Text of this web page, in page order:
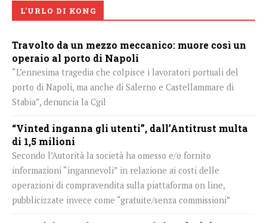
L'URLO DI KONG
Travolto da un mezzo meccanico: muore così un
operaio al porto di Napoli
“L’ennesima tragedia che colpisce i lavoratori portuali del
porto di Napoli, ma anche di Salerno e Castellammare di
Stabia”, denuncia la Cgil
“Vinted inganna gli utenti”, dall’Antitrust multa
di 1,5 milioni
Secondo l’Autorità la società ha omesso e/o fornito
informazioni “ingannevoli” in relazione ai costi delle
operazioni di compravendita sulla piattaforma on line,
pubblicizzate invece come “gratuite/senza commissioni”